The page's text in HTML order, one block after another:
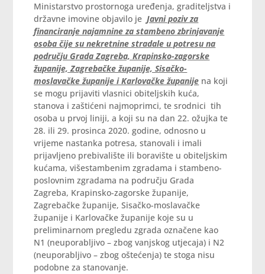
Ministarstvo prostornoga uređenja, graditeljstva i
državne imovine objavilo jeJavni poziv za
financiranje najamnine za stambeno zbrinjavanje
osoba čije su nekretnine stradale u potresu na
području Grada Zagreba, Krapinsko-zagorske
županije, Zagrebačke županije, Sisačko-
moslavačke županije i Karlovačke županije na koji
se mogu prijaviti vlasnici obiteljskih kuća,
stanova i zaštićeni najmoprimci, te srodnici tih
osoba u prvoj liniji, a koji su na dan 22. ožujka te
28. ili 29. prosinca 2020. godine, odnosno u
vrijeme nastanka potresa, stanovali i imali
prijavljeno prebivalište ili boravište u obiteljskim
kućama, višestambenim zgradama i stambeno-
poslovnim zgradama na području Grada
Zagreba, Krapinsko-zagorske županije,
Zagrebačke županije, Sisačko-moslavačke
županije i Karlovačke županije koje su u
preliminarnom pregledu zgrada označene kao
N1 (neuporabljivo – zbog vanjskog utjecaja) i N2
(neuporabljivo – zbog oštećenja) te stoga nisu
podobne za stanovanje.